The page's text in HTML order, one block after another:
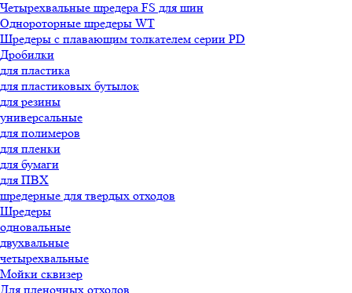
Четырехвальные шредера FS для шин
Однороторные шредеры WT
Шредеры с плавающим толкателем серии PD
Дробилки
для пластика
для пластиковых бутылок
для резины
универсальные
для полимеров
для пленки
для бумаги
для ПВХ
шредерные для твердых отходов
Шредеры
одновальные
двухвальные
четырехвальные
Мойки сквизер
Для пленочных отходов